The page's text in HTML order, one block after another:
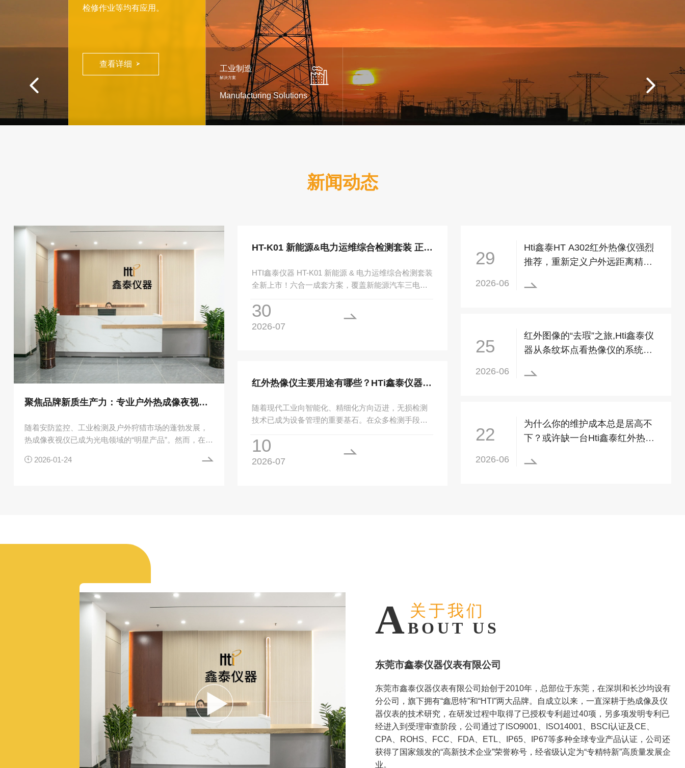

检修作业等均有应用。
查看详细 
工业制造
解决方案
Manufacturing Solutions
热成像技术在工业领域有广泛
且重要的应用，它通过探测物
体发出的红外辐射来生成图
像，能够非接触式地测量和显
示物体的温度分布情况，对于

新闻动态
聚焦品牌新质生产力：专业户外热成像夜视仪厂家的硬核基因
随着安防监控、工业检测及户外狩猎市场的蓬勃发展，
热成像夜视仪已成为光电领域的“明星产品”。然而，在繁
才能称得上是…
2026-01-24 
HT-K01 新能源&电力运维综合检测套装 正式上市
HTI鑫泰仪器 HT-K01 新能源 & 电力运维综合检测套装
全新上市！六合一成套方案，覆盖新能源汽车三电检
测工具解决方案。…
30
2026-07

红外热像仪主要用途有哪些？HTi鑫泰仪器一篇讲透
随着现代工业向智能化、精细化方向迈进，无损检测
技术已成为设备管理的重要基石。在众多检测手段
扫描的优势，被誉为工业领…
10
2026-07

29
2026-06
Hti鑫泰HT A302红外热像仪强烈
推荐，重新定义户外远距离精准

25
2026-06
红外图像的“去瑕”之旅,Hti鑫泰仪
器从条纹坏点看热像仪的系统工

22
2026-06
为什么你的维护成本总是居高不
下？或许缺一台Hti鑫泰红外热成

BOUT US
关于我们
东莞市鑫泰仪器仪表有限公司
东莞市鑫泰仪器仪表有限公司始创于2010年，总部位于东莞，在深圳和长沙均设有
分公司，旗下拥有“鑫思特”和“HTI”两大品牌。自成立以来，一直深耕于热成像及仪
器仪表的技术研究，在研发过程中取得了已授权专利超过40项，另多项发明专利已
经进入到受理审查阶段，公司通过了ISO9001、ISO14001、BSCI认证及CE、
CPA、ROHS、FCC、FDA、ETL、IP65、IP67等多种全球专业产品认证，公司还
获得了国家颁发的“高新技术企业”荣誉称号，经省级认定为“专精特新”高质量发展企
业。